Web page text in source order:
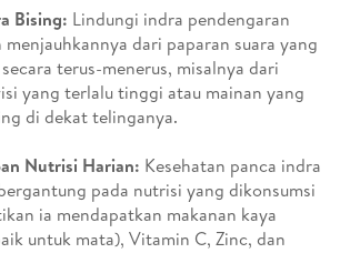
Bising: Lindungi indra pendengaran
menjauhkannya dari paparan suara yang
terus-menerus, misalnya dari
yang terlalu tinggi atau mainan yang
di dekat telinganya.
Nutrisi Harian: Kesehatan panca indra
pada nutrisi yang dikonsumsi
ia mendapatkan makanan kaya
untuk mata), Vitamin C, Zinc, dan